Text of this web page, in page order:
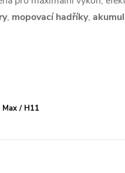
, mopovací hadříky,
Max / H11